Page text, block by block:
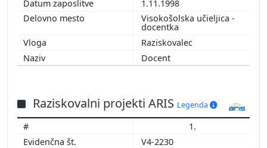
1.11.1998
Visokošolska učieljica -
docentka
Raziskovalec
Docent
Raziskovalni projekti ARIS Legenda
1.
V4-2230